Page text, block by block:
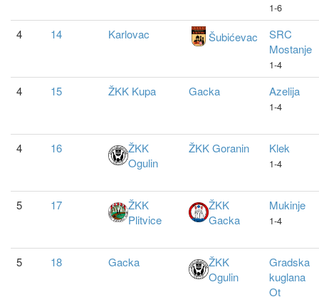
1-6
4 14 Karlovac Šubićevac
SRC
Mostanje
1-4
4 15 ŽKK Kupa Gacka Azelija
1-4
4 16
ŽKK
Ogulin
ŽKK Goranin Klek
1-4
5 17
ŽKK
Plitvice
ŽKK
Gacka
Mukinje
1-4
5 18 Gacka
ŽKK
Ogulin
Gradska
kuglana
Ot